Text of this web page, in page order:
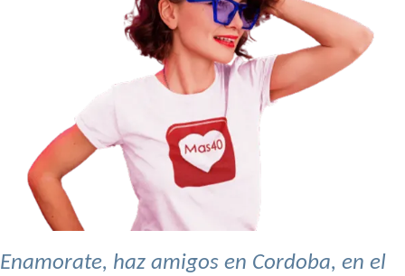
Enamorate, haz amigos en Cordoba, en el